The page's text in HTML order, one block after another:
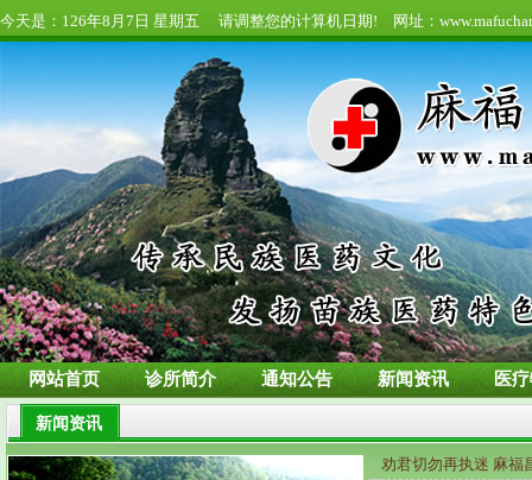
今天是： 126年8月7日 星期五 请调整您的计算机日期! 网址：
网站首页 诊所简介 通知公告 新闻资讯 医
新闻资讯
· 劝君切勿再执迷 麻福